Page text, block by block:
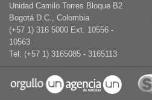
Unidad Camilo Torres Bloque B2
Bogotá D.C., Colombia
(+57 1) 316 5000 Ext. 10556 -
10563
Tel: (+57 1) 3165085 - 3165113